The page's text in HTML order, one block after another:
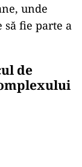
unde
fie parte a
de